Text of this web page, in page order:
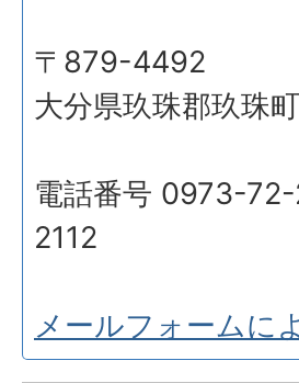
〒879-4492
大分県玖珠郡玖珠
電話番号 0973-
2112
メールフォームに